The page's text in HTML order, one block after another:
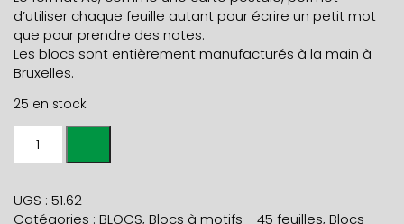
d’utiliser chaque feuille autant pour écrire un petit mot
que pour prendre des notes.
Les blocs sont entièrement manufacturés à la main à
Bruxelles.
25 en stock
A6
UGS : 51.62
Catégories : BLOCS, Blocs à motifs - 45 feuilles, Blocs